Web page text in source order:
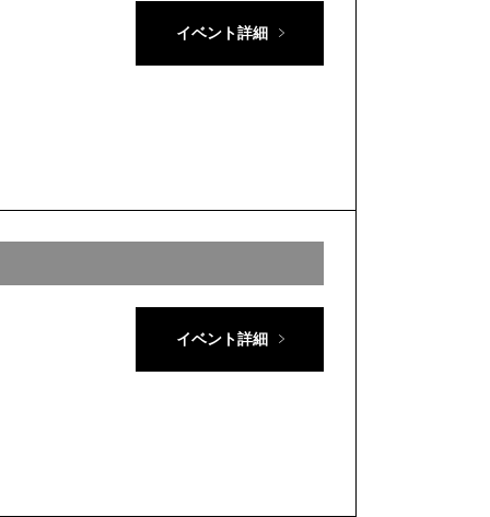
イベント詳細
イベント詳細